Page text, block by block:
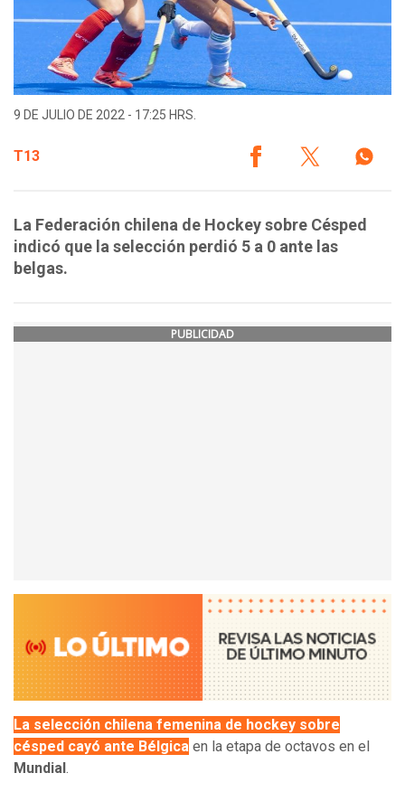
9 DE JULIO DE 2022 - 17:25 HRS.
T13
La Federación chilena de Hockey sobre Césped
indicó que la selección perdió 5 a 0 ante las
belgas.
PUBLICIDAD
La selección chilena femenina de hockey sobre
césped cayó ante Bélgica en la etapa de octavos en el
Mundial .